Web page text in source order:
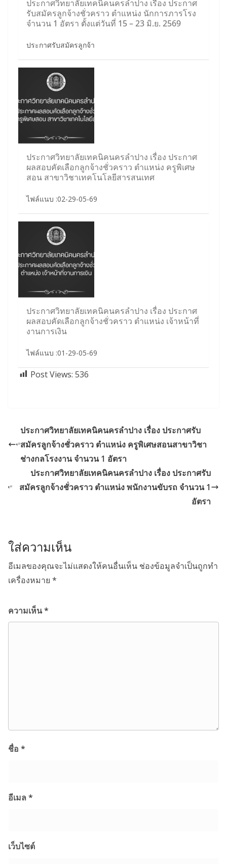
ประกาศวิทยาลัยเทคนิคนครลำปาง เรื่อง ประกาศ
รับสมัครลูกจ้างชั่วคราว ตำแหน่ง นักการภารโรง
จำนวน 1 อัตรา ตั้งแต่วันที่ 15 – 23 มิ.ย. 2569
ประกาศรับสมัครลูกจ้า
ประกาศวิทยาลัยเทคนิคนครลำปาง เรื่อง ประกาศ
ผลสอบคัดเลือกลูกจ้างชั่วคราว ตำแหน่ง ครูพิเศษ
สอน สาขาวิชาเทคโนโลยีสารสนเทศ
ไฟล์แนบ :02-29-05-69
ประกาศวิทยาลัยเทคนิคนครลำปาง เรื่อง ประกาศ
ผลสอบคัดเลือกลูกจ้างชั่วคราว ตำแหน่ง เจ้าหน้าที่
งานการเงิน
ไฟล์แนบ :01-29-05-69
Post Views: 536
ประกาศวิทยาลัยเทคนิคนครลำปาง เรื่อง ประกาศรับ
สมัครลูกจ้างชั่วคราว ตำแหน่ง ครูพิเศษสอนสาขาวิชา
ช่างกลโรงงาน จำนวน 1 อัตรา
ประกาศวิทยาลัยเทคนิคนครลำปาง เรื่อง ประกาศรับ
สมัครลูกจ้างชั่วคราว ตำแหน่ง พนักงานขับรถ จำนวน 1
อัตรา
ใส่ความเห็น
อีเมลของคุณจะไม่แสดงให้คนอื่นเห็น ช่องข้อมูลจำเป็นถูกทำ
เครื่องหมาย *
ความเห็น*
ชื่อ *
อีเมล *
เว็บไซต์